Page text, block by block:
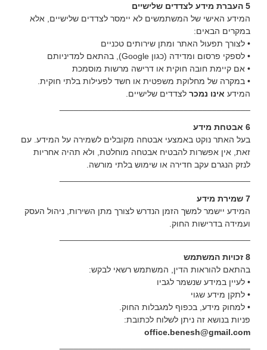
5 העברת מידע לצדדים שלישיים
המידע האישי של המשתמשים לא יימסר לצדדים שלישיים, אלא
במקרים הבאים:
• לצורך תפעול האתר ומתן שירותים טכניים
• לספקי פרסום ומדידה (כגון Google), בהתאם למדיניותם
• אם קיימת חובה חוקית או דרישה מרשות מוסמכת
• במקרה של מחלוקת משפטית או חשד לפעילות בלתי חוקית.
המידע אינו נמכר לצדדים שלישיים.
6 אבטחת מידע
בעל האתר נוקט באמצעי אבטחה מקובלים לשמירה על המידע. עם
זאת, אין אפשרות להבטיח אבטחה מוחלטת, ולא תהיה אחריות
לנזק הנגרם עקב חדירה או שימוש בלתי מורשה.
7 שמירת מידע
המידע יישמר למשך הזמן הנדרש לצורך מתן השירות, ניהול העסק
ועמידה בדרישות החוק.
8 זכויות המשתמש
בהתאם להוראות הדין, המשתמש רשאי לבקש:
• לעיין במידע שנשמר לגביו
• לתקן מידע שגוי
• למחוק מידע, בכפוף למגבלות החוק.
פניות בנושא זה ניתן לשלוח לכתובת:
office.benesh@gmail.com